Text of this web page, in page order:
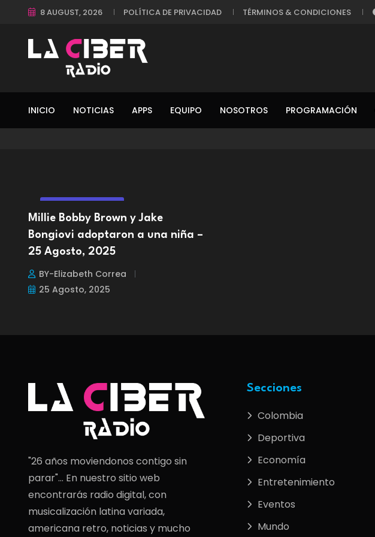
8 AUGUST, 2026 POLÍTICA DE PRIVACIDAD TÉRMINOS & CONDICIONES
INICIO NOTICIAS APPS EQUIPO NOSOTROS PROGRAMACIÓN
Millie Bobby Brown y Jake
Bongiovi adoptaron a una niña –
25 Agosto, 2025
BY-Elizabeth Correa
25 Agosto, 2025
"26 años moviendonos contigo sin
parar"... En nuestro sitio web
encontrarás radio digital, con
musicalización latina variada,
americana retro, noticias y mucho
Secciones
Colombia
Deportiva
Economía
Entretenimiento
Eventos
Mundo